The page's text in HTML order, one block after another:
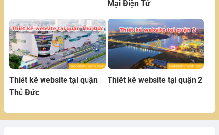
Mại Điện Tử
Thiết kế website tại quận
Thủ Đức
Thiết kế website tại quận 2